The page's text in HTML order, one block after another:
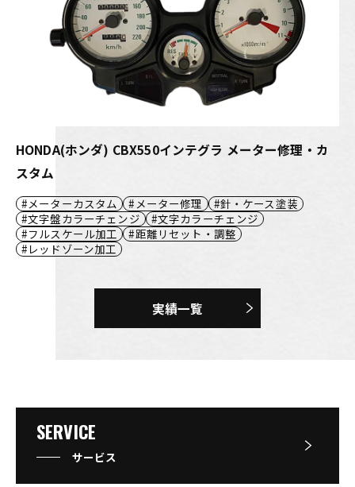
HONDA(ホンダ) CBX550インテグラ メーター修理・カ
スタム
メーターカスタム メーター修理
針・ケース塗装
文字盤カラーチェンジ
文字カラーチェンジ
フルスケール加工
距離リセット・調整
レッドゾーン加工
実績一覧
SERVICE
サービス